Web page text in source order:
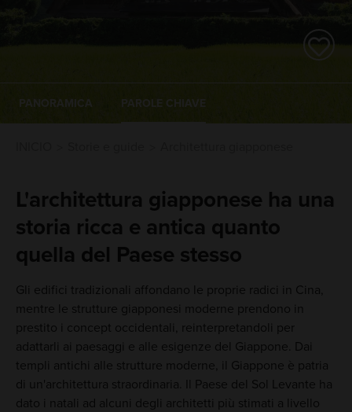
PANORAMICA PAROLE CHIAVE
L'architettura giapponese ha una
storia ricca e antica quanto
quella del Paese stesso
Gli edifici tradizionali affondano le proprie radici in Cina,
mentre le strutture giapponesi moderne prendono in
prestito i concept occidentali, reinterpretandoli per
adattarli ai paesaggi e alle esigenze del Giappone. Dai
templi antichi alle strutture moderne, il Giappone è patria
di un'architettura straordinaria. Il Paese del Sol Levante ha
dato i natali ad alcuni degli architetti più stimati a livello